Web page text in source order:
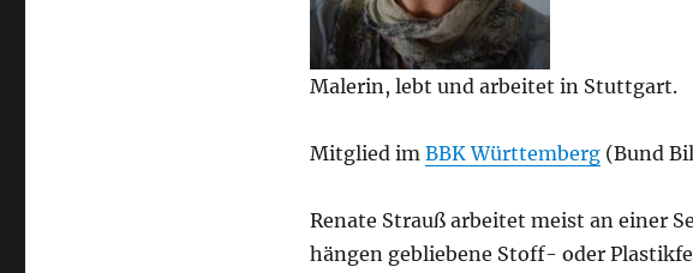
Malerin, lebt und arbeitet in Stuttgart.
Mitglied im BBK Württemberg(Bund
Renate Strauß arbeitet meist an einer
hängen gebliebene Stoff- oder